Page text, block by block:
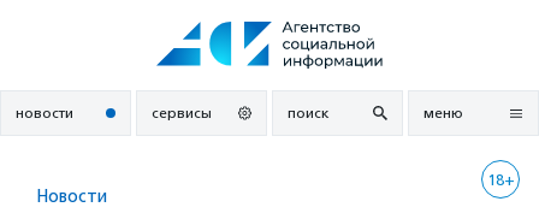
новости сервисы поиск меню
18+
Новости